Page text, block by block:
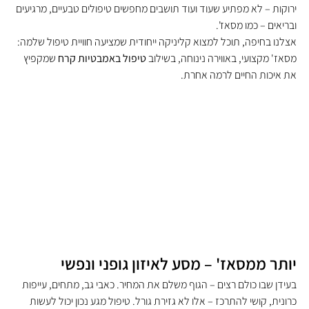
ירוקות – לא מפתיע שעוד ועוד תושבים מחפשים טיפולים טבעיים, מרגיעים
ובריאים – כמו מסאז'.
אצלנו בחיפה, תוכל למצוא קליניקה ייחודית שמציעה חוויית טיפול שלמה:
מסאז' מקצועי, באווירה נינוחה, בשילוב טיפול באמבטיות קרח שמקפיץ
את איכות החיים לרמה אחרת.
יותר ממסאז' – מסע לאיזון גופני ונפשי
בעידן שבו כולם רצים – הגוף משלם את המחיר. כאבי גב, מתחים, עייפות
כרונית, קושי להתרכז – אלו לא גזירת גורל. טיפול מגע נכון יכול לעשות